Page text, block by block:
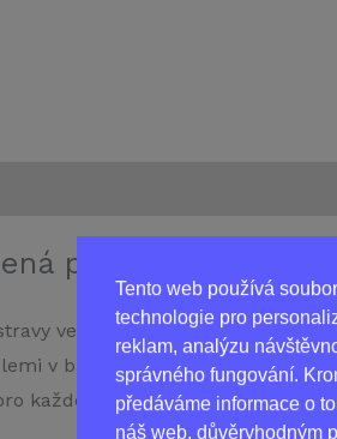
Tento web používá
technologie pro
reklam, analýzu
správného fungování.
předáváme informace o
náš web, důvěryhodným
podpora pro každý
ve formě kapslí, který je
v balení nabízí praktické a
každého, kdo si přeje podpořit